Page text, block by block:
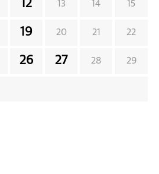
12 13 14 15
19 20 21 22
26 27 28 29